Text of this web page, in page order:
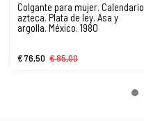
Colgante para mujer. Calendario
azteca. Plata de ley. Asa y
argolla. México. 1980
€ 76,50 € 85,00